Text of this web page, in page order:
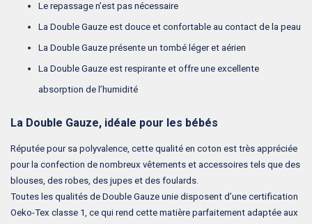
Le repassage n’est pas nécessaire
La Double Gauze est douce et confortable au contact de la peau
La Double Gauze présente un tombé léger et aérien
La Double Gauze est respirante et offre une excellente
absorption de l’humidité
La Double Gauze, idéale pour les bébés
Réputée pour sa polyvalence, cette qualité en coton est très appréciée
pour la confection de nombreux vêtements et accessoires tels que des
blouses, des robes, des jupes et des foulards.
Toutes les qualités de Double Gauze unie disposent d’une certification
Oeko-Tex classe 1, ce qui rend cette matière parfaitement adaptée aux